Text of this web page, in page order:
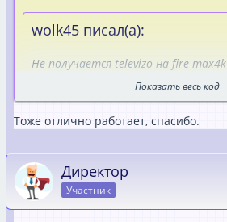
wolk45 писал(а):
Не получается televizo на fire max4k
грузится.
Попробуй по коду 474318
Показать весь код
Тоже отлично работает, спасибо.
Директор
Участник